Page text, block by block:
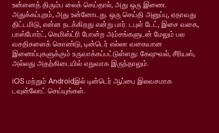
உன்னைத் திரும்ப லைக் செய்தால், அது ஒரு இணை.
அதுக்கப்புறம், அது உன்னோடது. ஒரு செய்தி அனுப்பு, ஏதாவது
திட்டமிடு, என்ன நடக்கிறது என்று பார். டபுள் டேட், இசை வகை,
பாஸ்போர்ட், கெமிஸ்ட்ரி போன்ற அம்சங்களுடன் மேலும் பல
வசதிகளைக் கொண்டு, டின்டெர் எல்லா வகையான
இணைப்புகளுக்கும் உருவாக்கப்பட்டுள்ளது: கேஷுவல், சீரியஸ்,
அல்லது அதற்கிடையில் எதுவாக இருந்தாலும்.
iOS மற்றும் Androidஇல் டின்டெர் ஆப்பை இலவசமாக
டவுன்லோட் செய்யுங்கள்.